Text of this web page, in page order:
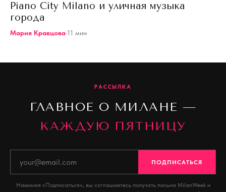
Piano City Milano и уличная музыка
города
Мария Кравцова·11 мин
РАССЫЛКА
ГЛАВНОЕ О МИЛАНЕ —
КАЖДУЮ ПЯТНИЦУ
ПОДПИСАТЬСЯ
Нажимая «Подписаться», вы соглашаетесь получать письма MilanWeek и